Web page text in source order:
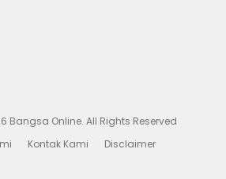
Bangsa Online. All Rights Reserved
Kontak Kami Disclaimer